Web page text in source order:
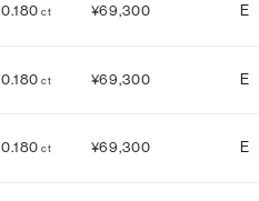
0.180 ct ¥69,300 E
0.180 ct ¥69,300 E
0.180 ct ¥69,300 E